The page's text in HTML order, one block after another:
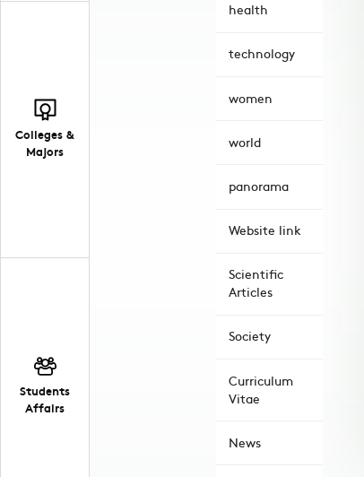
Colleges &
Majors
Students
Affairs
health
technology
women
world
panorama
Website link
Scientific
Articles
Society
Curriculum
Vitae
News